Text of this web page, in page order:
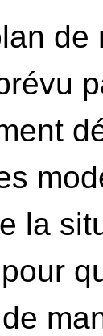
de
la